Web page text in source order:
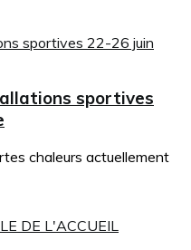
sportives
chaleurs actuellement